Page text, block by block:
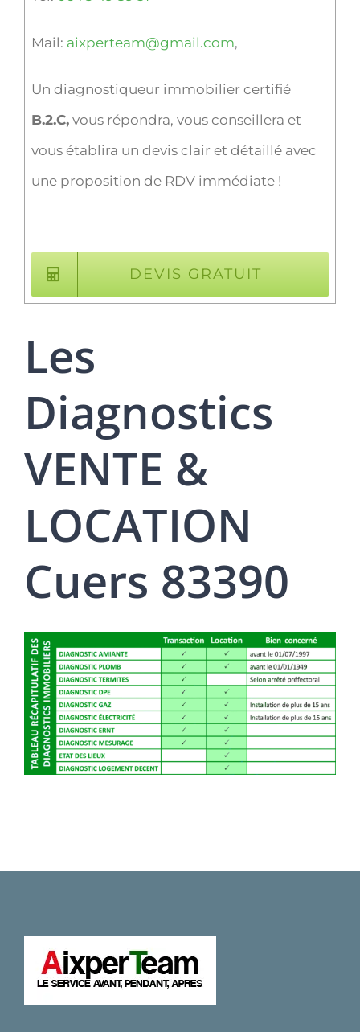
Mail: aixperteam@gmail.com,
Un diagnostiqueur immobilier certifié
B.2.C,vous répondra, vous conseillera et
vous établira un devis clair et détaillé avec
une proposition de RDV immédiate !
DEVIS GRATUIT
Les
Diagnostics
VENTE &
LOCATION
Cuers 83390